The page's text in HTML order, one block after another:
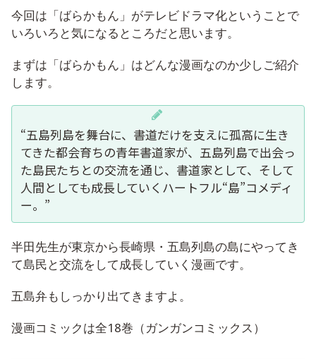
今回は「ばらかもん」がテレビドラマ化ということで
いろいろと気になるところだと思います。
まずは「ばらかもん」はどんな漫画なのか少しご紹介
します。
“五島列島を舞台に、書道だけを支えに孤高に生き
てきた都会育ちの青年書道家が、五島列島で出会っ
た島民たちとの交流を通じ、書道家として、そして
人間としても成長していくハートフル“島”コメディ
ー。”
半田先生が東京から長崎県・五島列島の島にやってき
て島民と交流をして成長していく漫画です。
五島弁もしっかり出てきますよ。
漫画コミックは全18巻（ガンガンコミックス）